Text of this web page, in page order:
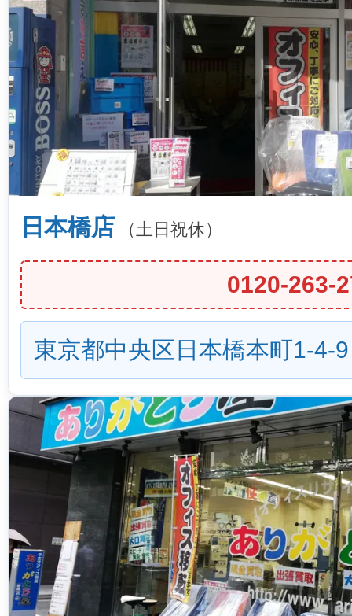
日本橋店 （土日祝休）
0120-263-
東京都中央区日本橋本町1-4-9